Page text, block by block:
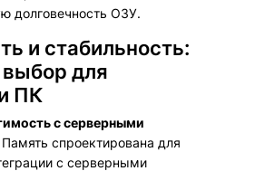
долговечность ОЗУ.
и стабильность:
для
ПК
с серверными
Память спроектирована для
с серверными